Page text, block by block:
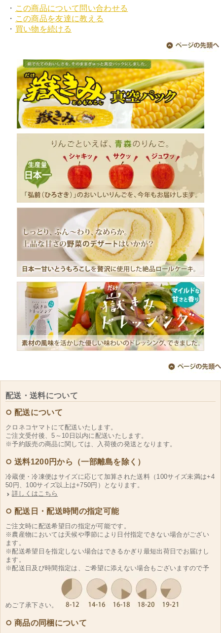
・ この商品について問い合わせる
・ この商品を友達に教える
・ 買い物を続ける
配送・送料について
配送について
クロネコヤマトにて配送いたします。
ご注文受付後、5～10日以内に配送いたします。
※予約販売の商品に関しては、入荷後の発送となります。
送料1200円から（一部離島を除く）
冷蔵便・冷凍便はサイズに応じて加算された送料（100サイズ未満は+4
50円、100サイズ以上は+750円）となります。
詳しくはこちら
配送日・配送時間の指定可能
ご注文時に配送希望日の指定が可能です。
※農産物においては天候や季節により日付指定できない場合がござい
ます。
※配送希望日を指定しない場合はできるかぎり最短出荷日でお届けし
ます。
※配送日及び時間指定は、ご希望に添えない場合もございますので予
めご了承下さい。
商品の同梱について